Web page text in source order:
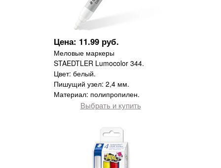
Цена: 11.99 руб.
Меловые маркеры
STAEDTLER Lumocolor 344.
Цвет: белый.
Пишущий узел: 2,4 мм.
Материал: полипропилен.
Выбрать и купить